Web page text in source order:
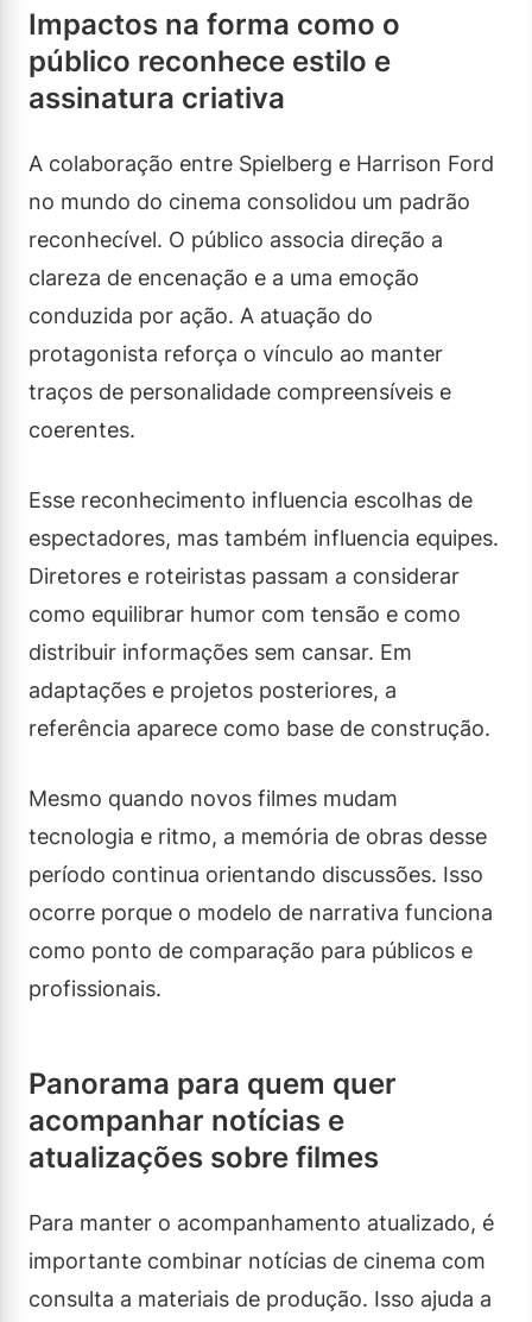
Impactos na forma como o
público reconhece estilo e
assinatura criativa
A colaboração entre Spielberg e Harrison Ford
no mundo do cinema consolidou um padrão
reconhecível. O público associa direção a
clareza de encenação e a uma emoção
conduzida por ação. A atuação do
protagonista reforça o vínculo ao manter
traços de personalidade compreensíveis e
coerentes.
Esse reconhecimento influencia escolhas de
espectadores, mas também influencia equipes.
Diretores e roteiristas passam a considerar
como equilibrar humor com tensão e como
distribuir informações sem cansar. Em
adaptações e projetos posteriores, a
referência aparece como base de construção.
Mesmo quando novos filmes mudam
tecnologia e ritmo, a memória de obras desse
período continua orientando discussões. Isso
ocorre porque o modelo de narrativa funciona
como ponto de comparação para públicos e
profissionais.
Panorama para quem quer
acompanhar notícias e
atualizações sobre filmes
Para manter o acompanhamento atualizado, é
importante combinar notícias de cinema com
consulta a materiais de produção. Isso ajuda a